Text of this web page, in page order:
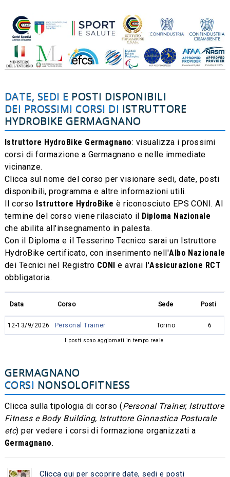
DATE, SEDI E POSTI DISPONIBILI
DEI PROSSIMI CORSI DI ISTRUTTORE
HYDROBIKE GERMAGNANO
Istruttore HydroBike Germagnano: visualizza i prossimi
corsi di formazione a Germagnano e nelle immediate
vicinanze.
Clicca sul nome del corso per visionare sedi, date, posti
disponibili, programma e altre informazioni utili.
Il corso Istruttore HydroBike è riconosciuto EPS CONI. Al
termine del corso viene rilasciato il Diploma Nazionale
che abilita all'insegnamento in palesta.
Con il Diploma e il Tesserino Tecnico sarai un Istruttore
HydroBike certificato, con inserimento nell'Albo Nazionale
dei Tecnici nel Registro CONI e avrai l'Assicurazione RCT
obbligatoria.
Data Corso Sede Posti
12-13/9/2026 Personal Trainer Torino 6
I posti sono aggiornati in tempo reale
GERMAGNANO
CORSI NONSOLOFITNESS
Clicca sulla tipologia di corso (Personal Trainer, Istruttore
Fitness e Body Building, Istruttore Ginnastica Posturale
etc) per vedere i corsi di formazione organizzati a
Germagnano.
Clicca qui per scoprire date, sedi e posti